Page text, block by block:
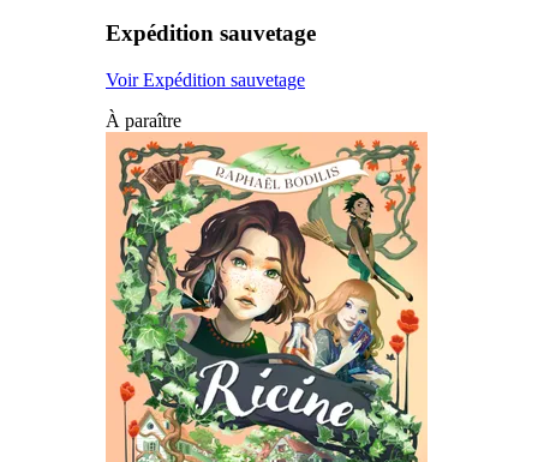
Expédition sauvetage
Voir Expédition sauvetage
À paraître